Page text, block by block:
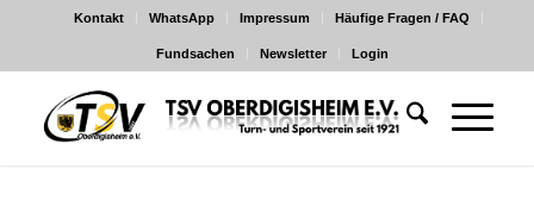
Kontakt WhatsApp Impressum Häufige Fragen / FAQ
Fundsachen Newsletter Login